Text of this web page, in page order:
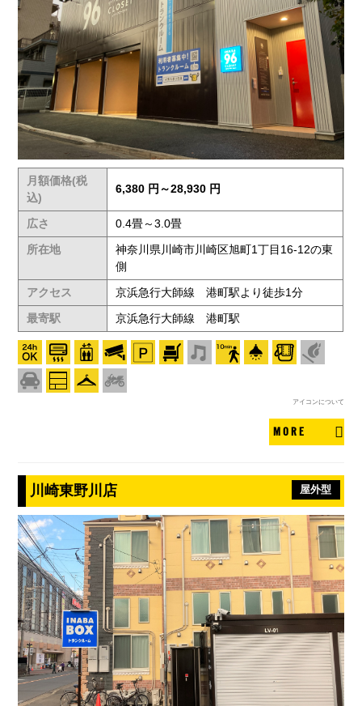
月額価格(税
込)
6,380 円～28,930 円
広さ
0.4畳～3.0畳
所在地
神奈川県川崎市川崎区旭町1丁目16-12の東
側
アクセス
京浜急行大師線 港町駅より徒歩1分
最寄駅
京浜急行大師線 港町駅
アイコンについて
MORE
川崎東野川店 屋外型